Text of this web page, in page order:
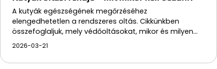
A kutyák egészségének megőrzéséhez
elengedhetetlen a rendszeres oltás. Cikkünkben
összefoglaljuk, mely védőoltásokat, mikor és milyen…
2026-03-21